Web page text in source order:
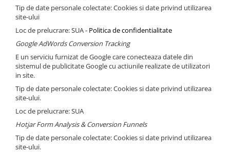
Tip de date personale colectate: Cookies si date privind utilizarea
site-ului
Loc de prelucrare: SUA - Politica de confidentialitate
Google AdWords Conversion Tracking
E un serviciu furnizat de Google care conecteaza datele din
sistemul de publicitate Google cu actiunile realizate de utilizatori
in site.
Tip de date personale colectate: Cookies si date privind utilizarea
site-ului.
Loc de prelucrare: SUA
Hotjar Form Analysis & Conversion Funnels
Tip de date personale colectate: Cookies si date privind utilizarea
site-ului.